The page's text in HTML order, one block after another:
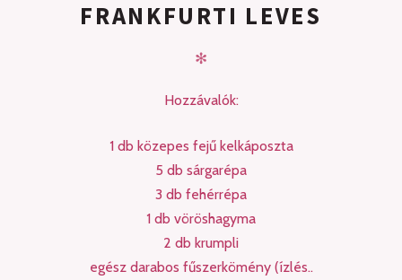
FRANKFURTI LEVES
✻
Hozzávalók:
1 db közepes fejű kelkáposzta
5 db sárgarépa
3 db fehérrépa
1 db vöröshagyma
2 db krumpli
egész darabos fűszerkömény (ízlés..